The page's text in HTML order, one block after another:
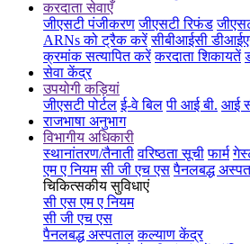
करदाता सेवाएँ
जीएसटी पंजीकरण जीएसटी रिफंड
ARNs को ट्रैक करें सीबीआईसी
क्रमांक सत्यापित करें करदाता शिकायतें
सेवा केंद्र
उपयोगी कड़ियां
जीएसटी पोर्टल ई-वे बिल पी आई बी. आई
राजभाषा अनुभाग
विभागीय अधिकारी
स्थानांतरण/तैनाती वरिष्ठता सूची फार्म
एम ए नियम सी जी एच एस पैनलबद्ध
चिकित्सकीय सुविधाएं
सी एस एम ए नियम
सी जी एच एस
पैनलबद्ध अस्पताल कल्याण केंद्र